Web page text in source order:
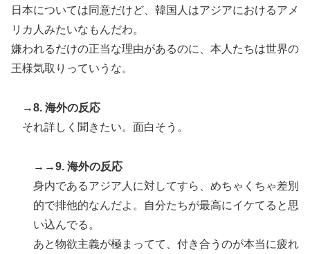
日本については同意だけど、韓国人はアジアにおけるアメ
リカ人みたいなもんだわ。
嫌われるだけの正当な理由があるのに、本人たちは世界の
王様気取りっていうな。
→8. 海外の反応
それ詳しく聞きたい。面白そう。
→→9. 海外の反応
身内であるアジア人に対してすら、めちゃくちゃ差別
的で排他的なんだよ。自分たちが最高にイケてると思
い込んでる。
あと物欲主義が極まってて、付き合うのが本当に疲れ